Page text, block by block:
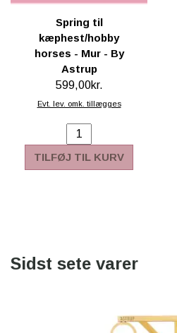
Spring til
kæphest/hobby
horses - Mur - By
Astrup
599,00kr.
Evt. lev. omk. tillægges
TILFØJ TIL KURV
Sidst sete varer